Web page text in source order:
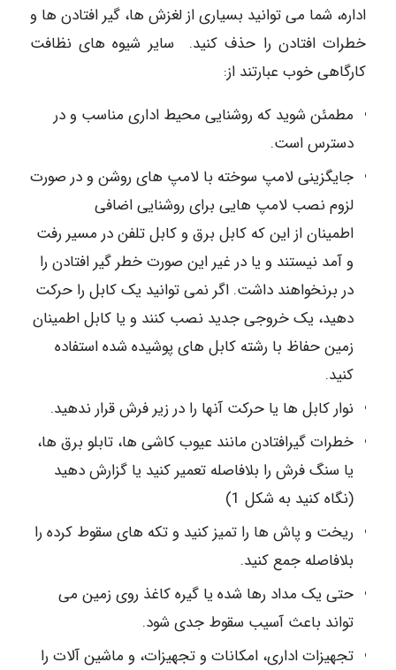
اداره، شما می توانید بسیاری از لغزش ها، گیر افتادن ها و
خطرات افتادن را حذف کنید. سایر شیوه های نظافت
کارگاهی خوب عبارتند از:
مطمئن شوید که روشنایی محیط اداری مناسب و در
دسترس است.
جایگزینی لامپ سوخته با لامپ های روشن و در صورت
لزوم نصب لامپ هایی برای روشنایی اضافی
اطمینان از این که کابل برق و کابل تلفن در مسیر رفت
و آمد نیستند و یا در غیر این صورت خطر گیر افتادن را
در برنخواهند داشت. اگر نمی توانید یک کابل را حرکت
دهید، یک خروجی جدید نصب کنند و یا کابل اطمینان
زمین حفاظ با رشته کابل های پوشیده شده استفاده
کنید.
نوار کابل ها یا حرکت آنها را در زیر فرش قرار ندهید.
خطرات گیرافتادن مانند عیوب کاشی ها، تابلو برق ها،
یا سنگ فرش را بلافاصله تعمیر کنید یا گزارش دهید
(نگاه کنید به شکل 1)
ریخت و پاش ها را تمیز کنید و تکه های سقوط کرده را
بلافاصله جمع کنید.
حتی یک مداد رها شده یا گیره کاغذ روی زمین می
تواند باعث آسیب سقوط جدی شود.
تجهیزات اداری، امکانات و تجهیزات، و ماشین آلات را